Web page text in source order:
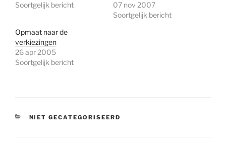
Soortgelijk bericht
07 nov 2007
Soortgelijk bericht
Opmaat naar de
verkiezingen
26 apr 2005
Soortgelijk bericht
CATEGORIEËN
NIET GECATEGORISEERD